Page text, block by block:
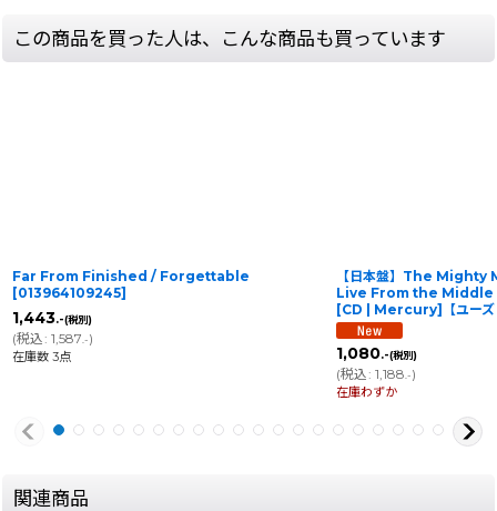
この商品を買った人は、こんな商品も買っています
Far From Finished / Forgettable
[013964109245]
1,443.-(税別)
(税込: 1,587 .-)
在庫数 3点
【日本盤】The
Live From the Middle
[CD | Mercury]【ユーズ
1,080.-(税別)
(税込: 1,188 .-)
在庫わずか
関連商品